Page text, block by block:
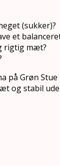
(sukker)?
et
rigtig mæt?
på Grøn
og stabil